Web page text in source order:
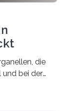
die
und bei der
präzise in